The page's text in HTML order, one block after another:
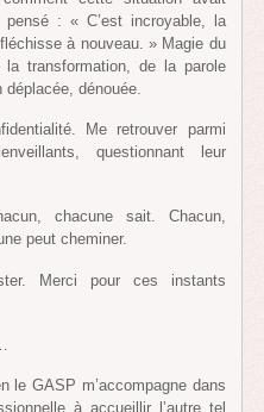
: « C’est incroyable, la
à nouveau. » Magie du
la transformation, de la parole
dénouée.
Me retrouver parmi
questionnant leur
chacune sait. Chacun,
peut cheminer.
Merci pour ces instants
le GASP m’accompagne dans
à accueillir l’autre tel